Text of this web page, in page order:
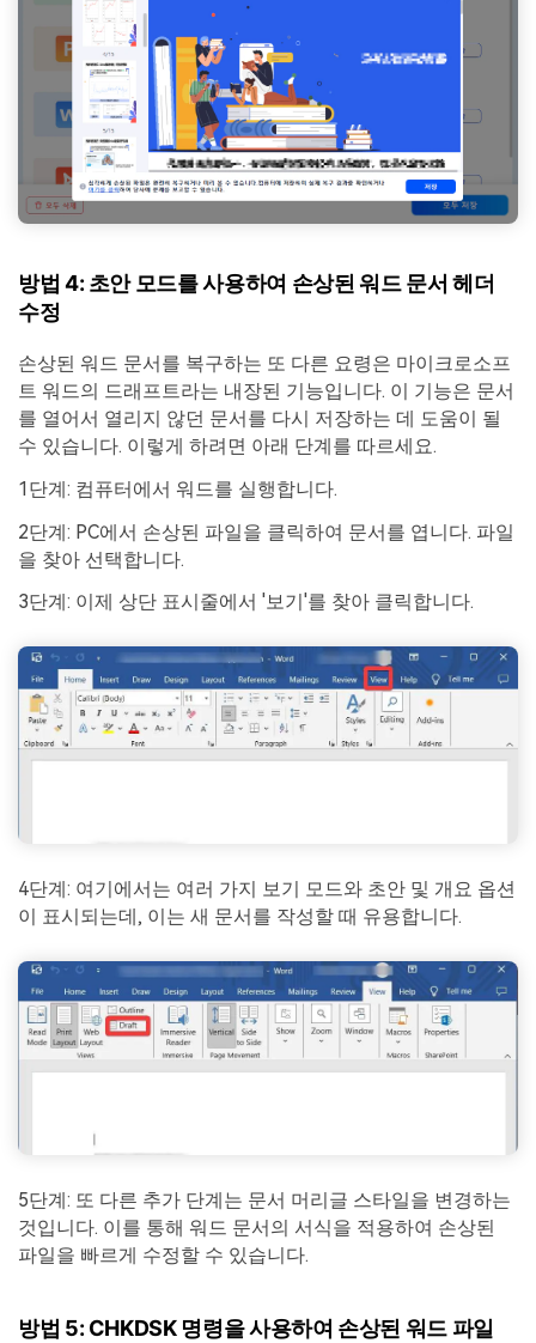
방법 4: 초안 모드를 사용하여 손상된 워드 문서 헤더
수정
손상된 워드 문서를 복구하는 또 다른 요령은 마이크로소프
트 워드의 드래프트라는 내장된 기능입니다. 이 기능은 문서
를 열어서 열리지 않던 문서를 다시 저장하는 데 도움이 될
수 있습니다. 이렇게 하려면 아래 단계를 따르세요.
1단계: 컴퓨터에서 워드를 실행합니다.
2단계: PC에서 손상된 파일을 클릭하여 문서를 엽니다. 파일
을 찾아 선택합니다.
3단계: 이제 상단 표시줄에서 '보기'를 찾아 클릭합니다.
4단계: 여기에서는 여러 가지 보기 모드와 초안 및 개요 옵션
이 표시되는데, 이는 새 문서를 작성할 때 유용합니다.
5단계: 또 다른 추가 단계는 문서 머리글 스타일을 변경하는
것입니다. 이를 통해 워드 문서의 서식을 적용하여 손상된
파일을 빠르게 수정할 수 있습니다.
방법 5: CHKDSK 명령을 사용하여 손상된 워드 파일